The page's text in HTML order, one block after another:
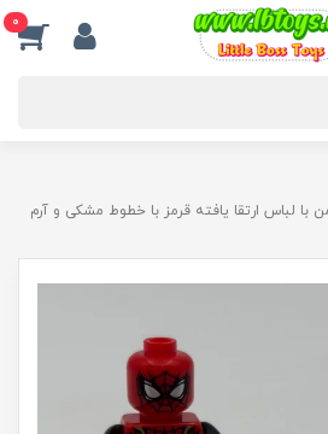
0
با لباس ارتقا یافته قرمز با خطوط مشکی و آرم